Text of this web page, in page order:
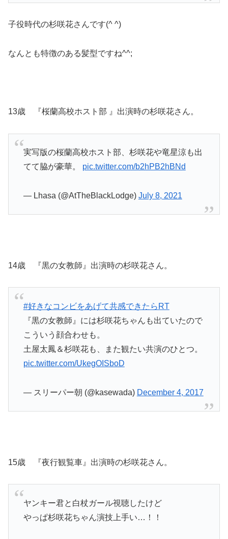
子役時代の杉咲花さんです(^ ^)
なんとも特徴のある髪型ですね^^;
13歳 『桜蘭高校ホスト部 』出演時の杉咲花さん。
実写版の桜蘭高校ホスト部、杉咲花や竜星涼も出
てて脇が豪華。 pic.twitter.com/b2hPB2hBNd
— Lhasa (@AtTheBlackLodge) July 8, 2021
14歳 『黒の女教師』出演時の杉咲花さん。
#好きなコンビをあげて共感できたらRT
『黒の女教師』には杉咲花ちゃんも出ていたので
こういう顔合わせも。
土屋太鳳＆杉咲花も、また観たい共演のひとつ。
pic.twitter.com/UkegOISboD
— スリーパー朝 (@kasewada) December 4, 2017
15歳 『夜行観覧車』出演時の杉咲花さん。
ヤンキー君と白杖ガール視聴したけど
やっぱ杉咲花ちゃん演技上手い…！！